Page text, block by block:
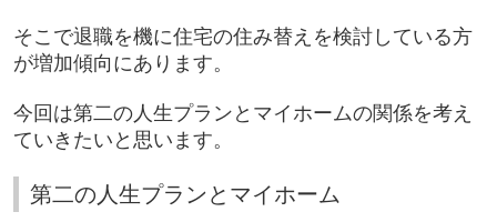
そこで退職を機に住宅の住み替えを検討している方
が増加傾向にあります。
今回は第二の人生プランとマイホームの関係を考え
ていきたいと思います。
第二の人生プランとマイホーム